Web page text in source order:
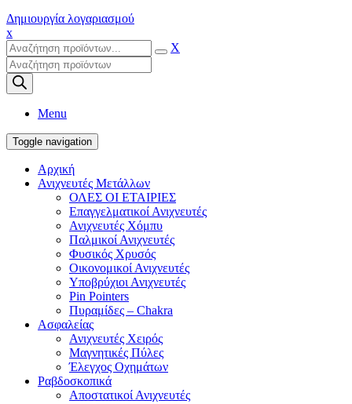
Δημιουργία λογαριασμού
x
X
Products
search
Menu
Toggle navigation
Αρχική
Ανιχνευτές Μετάλλων
ΟΛΕΣ ΟΙ ΕΤΑΙΡΙΕΣ
Επαγγελματικοί Ανιχνευτές
Ανιχνευτές Χόμπυ
Παλμικοί Ανιχνευτές
Φυσικός Χρυσός
Οικονομικοί Ανιχνευτές
Υποβρύχιοι Ανιχνευτές
Pin Pointers
Πυραμίδες – Chakra
Ασφαλείας
Ανιχνευτές Χειρός
Μαγνητικές Πύλες
Έλεγχος Οχημάτων
Ραβδοσκοπικά
Αποστατικοί Ανιχνευτές